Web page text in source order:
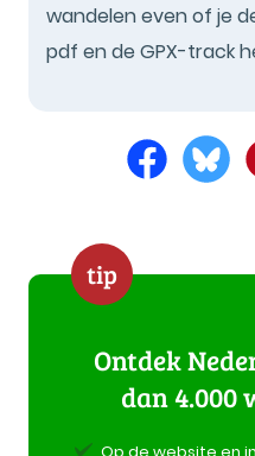
wandelen even of je
pdf en de GPX-track
tip
Ontdek
dan 4.000